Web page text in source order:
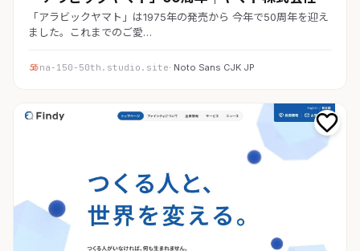
「アラビックヤマト」は1975年の発売から 今年で50周年を迎え
ました。これまでのご愛…
na-150-50th.studio.site· Noto Sans CJK JP